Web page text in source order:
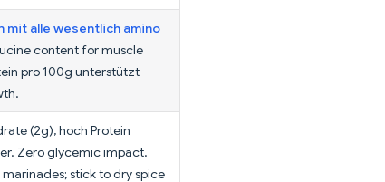
mit alle wesentlich amino
content for muscle
pro 100g unterstützt
(2g), hoch Protein
Zero glycemic impact.
stick to dry spice